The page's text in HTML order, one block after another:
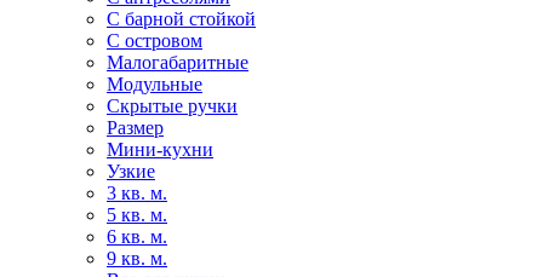
С барной стойкой
С островом
Малогабаритные
Модульные
Скрытые ручки
Размер
Мини-кухни
Узкие
3 кв. м.
5 кв. м.
6 кв. м.
9 кв. м.